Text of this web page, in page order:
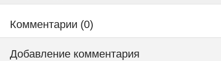
Комментарии (0)
Добавление комментария